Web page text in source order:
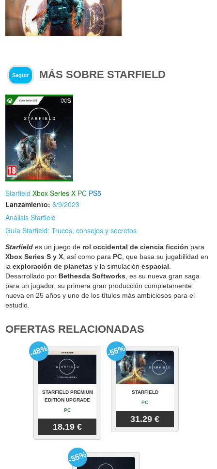
Seguir MÁS SOBRE STARFIELD
Starfield Xbox Series X PC PS5
Lanzamiento: 6/9/2023
Análisis Starfield
Guía Starfield: Trucos, consejos y secretos
Starfield es un juego de rol occidental de ciencia ficción para
Xbox Series S y X, así como para PC, que basa su jugabilidad en
laexploración de planetas y la simulaciónespacial.
Desarrollado por Bethesda Softworks, es su nueva gran saga
para un jugador, su primera gran producción completamente
nueva en 25 años y uno de los títulos más ambiciosos para el
estudio.
OFERTAS RELACIONADAS
STARFIELD PREMIUM
EDITION UPGRADE
PC
18.19 €
-48%
STARFIELD
PC
31.29 €
-55%
-55%